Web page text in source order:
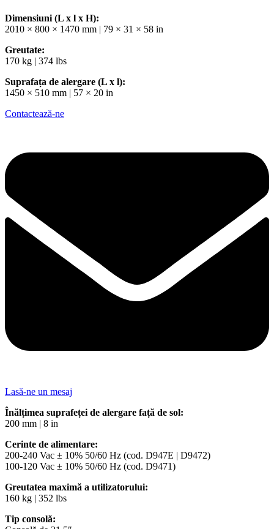
Dimensiuni (L x l x H):
2010 × 800 × 1470 mm | 79 × 31 × 58 in
Greutate:
170 kg | 374 lbs
Suprafața de alergare (L x l):
1450 × 510 mm | 57 × 20 in
Contactează-ne
Lasă-ne un mesaj
Înălțimea suprafeței de alergare față de sol:
200 mm | 8 in
Cerinte de alimentare:
200-240 Vac ± 10% 50/60 Hz (cod. D947E | D9472)
100-120 Vac ± 10% 50/60 Hz (cod. D9471)
Greutatea maximă a utilizatorului:
160 kg | 352 lbs
Tip consolă: